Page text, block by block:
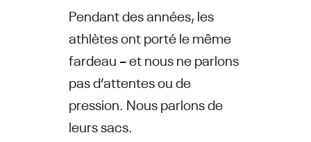
Pendant des années, les
athlètes ont porté le même
fardeau – et nous ne parlons
pas d’attentes ou de
pression. Nous parlons de
leurs sacs.